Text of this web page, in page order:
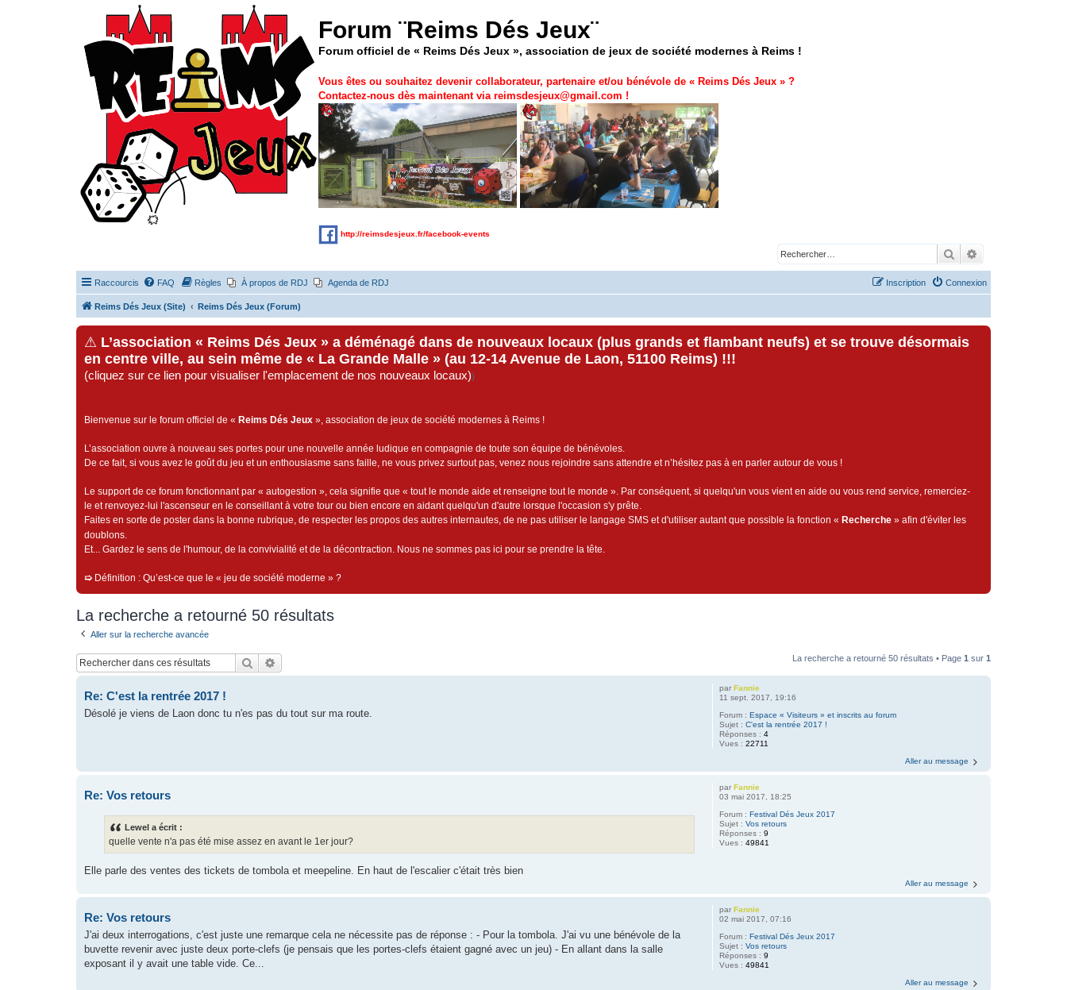
Forum ¨Reims Dés Jeux¨
Forum officiel de « Reims Dés Jeux », association de jeux de société modernes à Reims !
Vous êtes ou souhaitez devenir collaborateur, partenaire et/ou bénévole de « Reims Dés Jeux » ?
Contactez-nous dès maintenant via reimsdesjeux@gmail.com !
http://reimsdesjeux.fr/facebook-events
Rechercher
Raccourcis FAQ Règles À propos de RDJ Agenda de RDJ Connexion
Inscription
Reims Dés Jeux (Site) Reims Dés Jeux (Forum)
⚠ L’association « Reims Dés Jeux » a déménagé dans de nouveaux locaux (plus grands et flambant neufs) et se trouve désormais
en centre ville, au sein même de « La Grande Malle » (au 12-14 Avenue de Laon, 51100 Reims) !!!
(cliquez sur ce lien pour visualiser l'emplacement de nos nouveaux locaux))
Bienvenue sur le forum officiel de « Reims Dés Jeux », association de jeux de société modernes à Reims !
L’association ouvre à nouveau ses portes pour une nouvelle année ludique en compagnie de toute son équipe de bénévoles.
De ce fait, si vous avez le goût du jeu et un enthousiasme sans faille, ne vous privez surtout pas, venez nous rejoindre sans attendre et n’hésitez pas à en parler autour de vous !
Le support de ce forum fonctionnant par « autogestion », cela signifie que « tout le monde aide et renseigne tout le monde ». Par conséquent, si quelqu'un vous vient en aide ou vous rend service, remerciez-
le et renvoyez-lui l'ascenseur en le conseillant à votre tour ou bien encore en aidant quelqu'un d'autre lorsque l'occasion s'y prête.
Faites en sorte de poster dans la bonne rubrique, de respecter les propos des autres internautes, de ne pas utiliser le langage SMS et d'utiliser autant que possible la fonction « Recherche » afin d'éviter les
doublons.
Et... Gardez le sens de l'humour, de la convivialité et de la décontraction. Nous ne sommes pas ici pour se prendre la tête.
➯ Définition : Qu’est-ce que le « jeu de société moderne » ?
La recherche a retourné 50 résultats
Aller sur la recherche avancée
Rechercher La recherche a retourné 50 résultats • Page 1 sur 1
parFannie
11 sept. 2017, 19:16
Forum :Espace « Visiteurs » et inscrits au forum
Sujet :C'est la rentrée 2017 !
Réponses :4
Vues :22711
Re: C'est la rentrée 2017 !
Désolé je viens de Laon donc tu n'es pas du tout sur ma route.
Aller au message
parFannie
03 mai 2017, 18:25
Forum :Festival Dés Jeux 2017
Sujet :Vos retours
Réponses :9
Vues :49841
Re: Vos retours
Lewel a écrit :
quelle vente n'a pas été mise assez en avant le 1er jour?
Elle parle des ventes des tickets de tombola et meepeline. En haut de l'escalier c'était très bien
Aller au message
parFannie
02 mai 2017, 07:16
Forum :Festival Dés Jeux 2017
Sujet :Vos retours
Réponses :9
Vues :49841
Re: Vos retours
J'ai deux interrogations, c'est juste une remarque cela ne nécessite pas de réponse : - Pour la tombola. J'ai vu une bénévole de la
buvette revenir avec juste deux porte-clefs (je pensais que les portes-clefs étaient gagné avec un jeu) - En allant dans la salle
exposant il y avait une table vide. Ce...
Aller au message